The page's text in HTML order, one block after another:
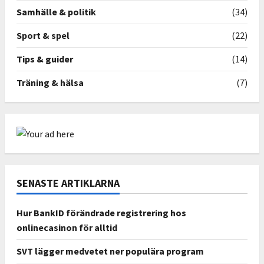
Samhälle & politik
(34)
Sport & spel
(22)
Tips & guider
(14)
Träning & hälsa
(7)
SENASTE ARTIKLARNA
Hur BankID förändrade registrering hos
onlinecasinon för alltid
SVT lägger medvetet ner populära program